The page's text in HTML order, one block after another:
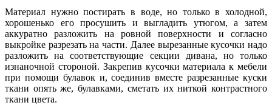
Материал нужно постирать в воде, но только в холодной,
хорошенько его просушить и выгладить утюгом, а затем
аккуратно разложить на ровной поверхности и согласно
выкройке разрезать на части. Далее вырезанные кусочки надо
разложить на соответствующие секции дивана, но только
изнаночной стороной. Закрепив кусочки материала к мебели
при помощи булавок и, соединив вместе разрезанные куски
ткани опять же, булавками, сметать их ниткой контрастного
ткани цвета.